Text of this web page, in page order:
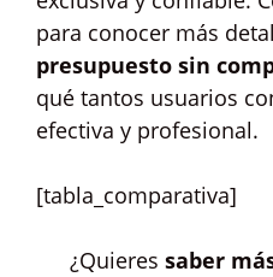
para conocer más
presupuesto sin
qué tantos usuarios
efectiva y profesional.
[tabla_comparativa]
¿Quieres saber